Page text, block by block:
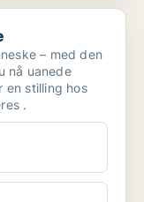
– med den
nå uanede
en stilling hos
.